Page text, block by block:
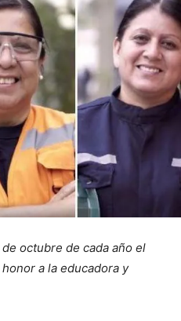
octubre de cada año el
a la educadora y